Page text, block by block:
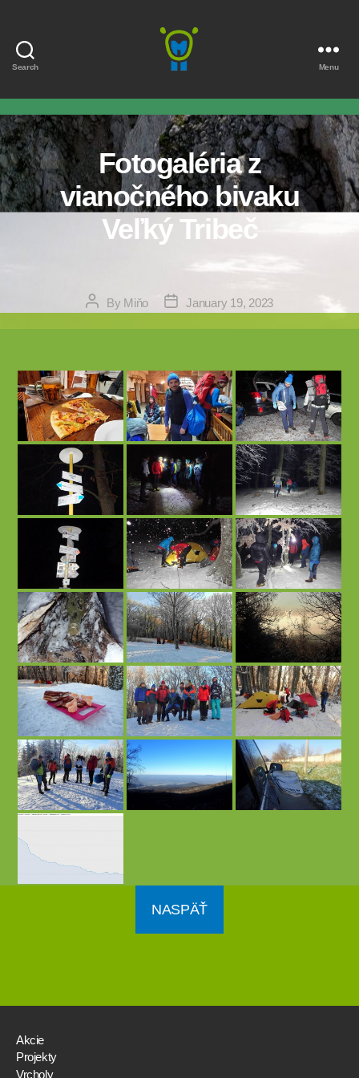
Search Menu
Fotogaléria z
vianočného bivaku
Veľký Tribeč
PostBy Miňo
Post January 19, 2023
NASPÄŤ
Akcie
Projekty
Vrcholy